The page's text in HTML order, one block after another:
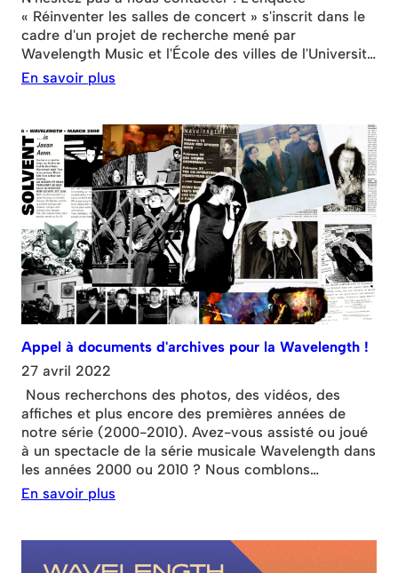
« Réinventer les salles de concert » s'inscrit dans le
cadre d'un projet de recherche mené par
Wavelength Music et l'École des villes de l'Université
de Toronto pour explorer comment rendre les
espaces musicaux plus durables et équitables.
concert » et participez à un tirage au sort sans prix !
Ouvert à tous les artistes de la musique live.
En savoir plus
Appel à documents d'archives pour la Wavelength !
27 avril 2022
Nous recherchons des photos, des vidéos, des
affiches et plus encore des premières années de
notre série (2000-2010). Avez-vous assisté ou joué
à un spectacle de la série musicale Wavelength dans
les années 2000 ou 2010 ? Nous comblons
actuellement les lacunes de nos archives physiques
et numériques et nous invitons la communauté
réserve ! Wavelength a présenté plus de 800
événements mettant en vedette
En savoir plus